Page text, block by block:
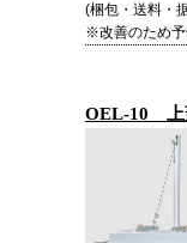
(梱包・送料・
※改善のため予
OEL-10 上